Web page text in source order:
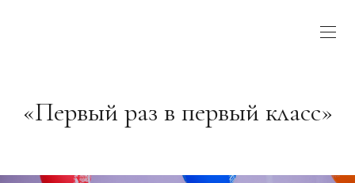
«Первый раз в первый класс»